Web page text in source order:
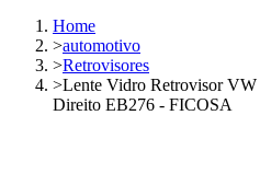
Home
>automotivo
>Retrovisores
>Lente Vidro Retrovisor VW
Direito EB276 - FICOSA